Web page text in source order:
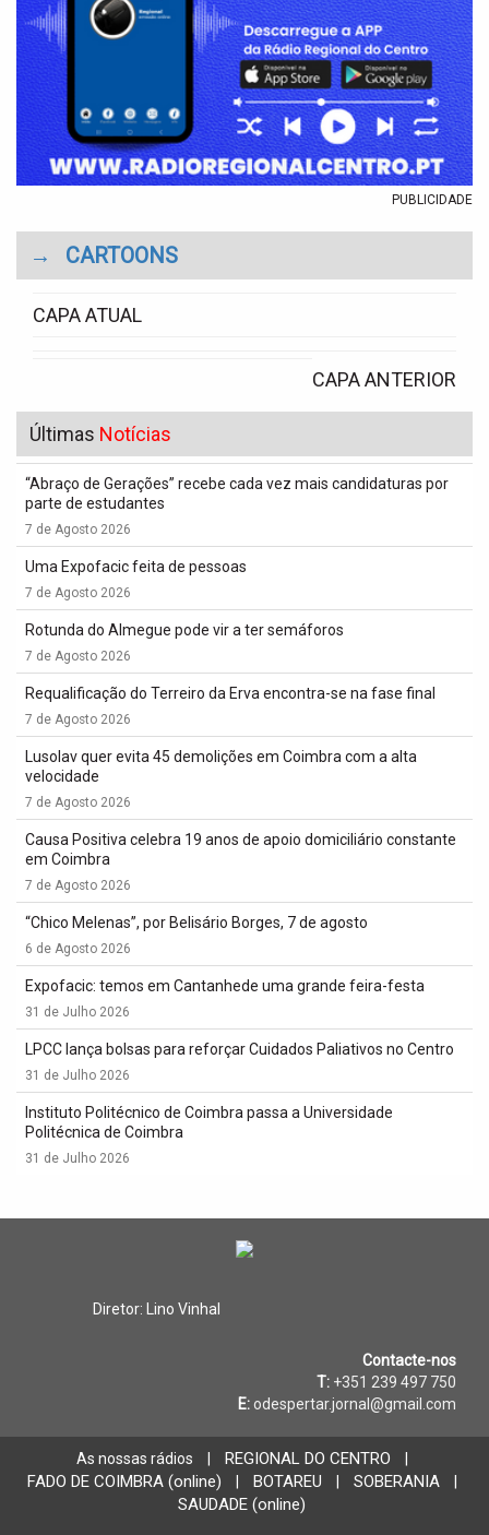
PUBLICIDADE
→ CARTOONS
CAPA ATUAL
CAPA ANTERIOR
Últimas Notícias
“Abraço de Gerações” recebe cada vez mais candidaturas por
parte de estudantes
7 de Agosto 2026
Uma Expofacic feita de pessoas
7 de Agosto 2026
Rotunda do Almegue pode vir a ter semáforos
7 de Agosto 2026
Requalificação do Terreiro da Erva encontra-se na fase final
7 de Agosto 2026
Lusolav quer evita 45 demolições em Coimbra com a alta
velocidade
7 de Agosto 2026
Causa Positiva celebra 19 anos de apoio domiciliário constante
em Coimbra
7 de Agosto 2026
“Chico Melenas”, por Belisário Borges, 7 de agosto
6 de Agosto 2026
Expofacic: temos em Cantanhede uma grande feira-festa
31 de Julho 2026
LPCC lança bolsas para reforçar Cuidados Paliativos no Centro
31 de Julho 2026
Instituto Politécnico de Coimbra passa a Universidade
Politécnica de Coimbra
31 de Julho 2026
Diretor: Lino Vinhal
Contacte-nos
T: +351 239 497 750
E: odespertar.jornal@gmail.com
As nossas rádios REGIONAL DO CENTRO
FADO DE COIMBRA (online) BOTAREU SOBERANIA
SAUDADE (online)